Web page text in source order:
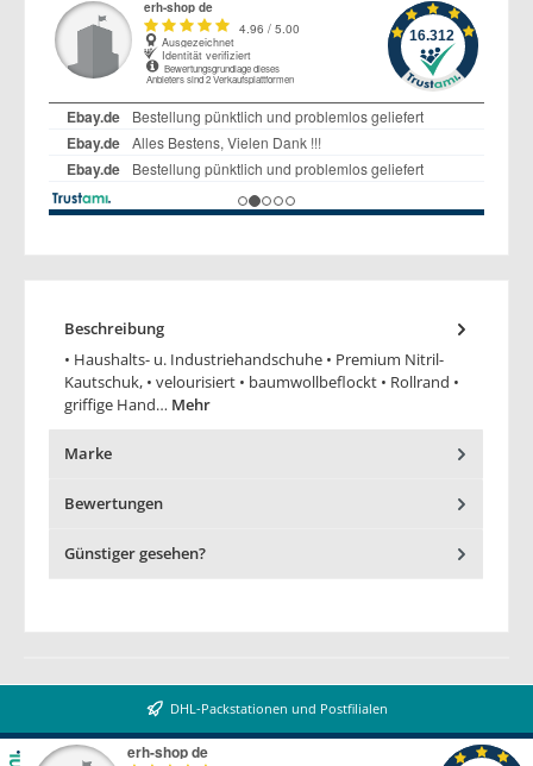
Beschreibung
• Haushalts- u. Industriehandschuhe • Premium Nitril-
Kautschuk, • velourisiert • baumwollbeflockt • Rollrand •
griffige Hand… Mehr
Marke
Bewertungen
Günstiger gesehen?
DHL-Packstationen und Postfilialen